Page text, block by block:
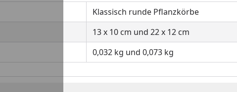
Klassisch runde Pflanzkörbe
13 x 10 cm und 22 x 12 cm
0,032 kg und 0,073 kg